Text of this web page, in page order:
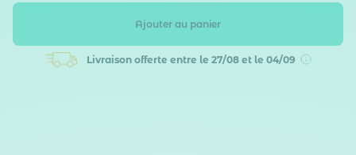
Ajouter au panier
Livraison offerte entre le 27/08 et le 04/09